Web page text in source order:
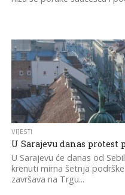
VIJESTI
U Sarajevu danas
U Sarajevu će danas od
krenuti mirna šetnja
završava na Trgu...